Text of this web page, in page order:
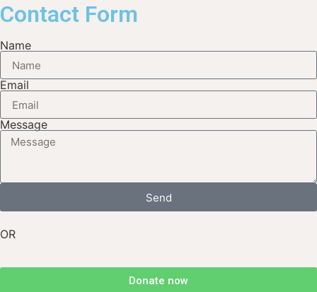
Contact Form
Name
Email
Message
Send
OR
Donate now